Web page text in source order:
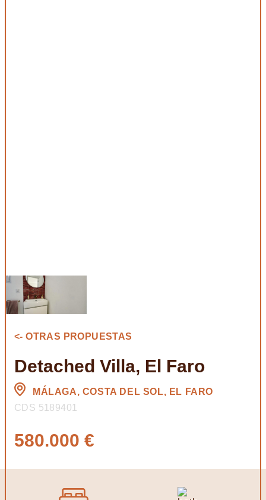
<- OTRAS PROPUESTAS
Detached Villa, El Faro
MÁLAGA, COSTA DEL SOL, EL FARO
CDS 5189401
580.000 €